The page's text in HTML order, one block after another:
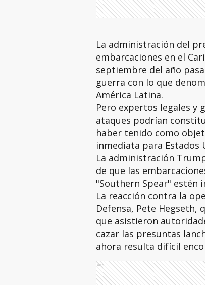
La administración del
embarcaciones en el
septiembre del año
guerra con lo que
América Latina.
Pero expertos legales y
ataques podrían
haber tenido como
inmediata para Estados
La administración
de que las
"Southern Spear" estén
La reacción contra la
Defensa, Pete Hegseth,
que asistieron
cazar las presuntas
ahora resulta difícil
Ads